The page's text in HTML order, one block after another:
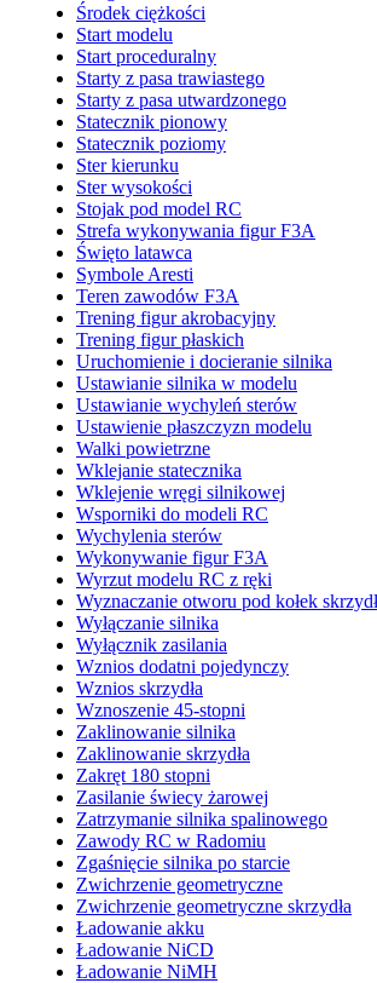
Środek ciężkości
Start modelu
Start proceduralny
Starty z pasa trawiastego
Starty z pasa utwardzonego
Statecznik pionowy
Statecznik poziomy
Ster kierunku
Ster wysokości
Stojak pod model RC
Strefa wykonywania figur F3A
Święto latawca
Symbole Aresti
Teren zawodów F3A
Trening figur akrobacyjny
Trening figur płaskich
Uruchomienie i docieranie silnika
Ustawianie silnika w modelu
Ustawianie wychyleń sterów
Ustawienie płaszczyzn modelu
Walki powietrzne
Wklejanie statecznika
Wklejenie wręgi silnikowej
Wsporniki do modeli RC
Wychylenia sterów
Wykonywanie figur F3A
Wyrzut modelu RC z ręki
Wyznaczanie otworu pod kołek
Wyłączanie silnika
Wyłącznik zasilania
Wznios dodatni pojedynczy
Wznios skrzydła
Wznoszenie 45-stopni
Zaklinowanie silnika
Zaklinowanie skrzydła
Zakręt 180 stopni
Zasilanie świecy żarowej
Zatrzymanie silnika spalinowego
Zawody RC w Radomiu
Zgaśnięcie silnika po starcie
Zwichrzenie geometryczne
Zwichrzenie geometryczne skrzydła
Ładowanie akku
Ładowanie NiCD
Ładowanie NiMH